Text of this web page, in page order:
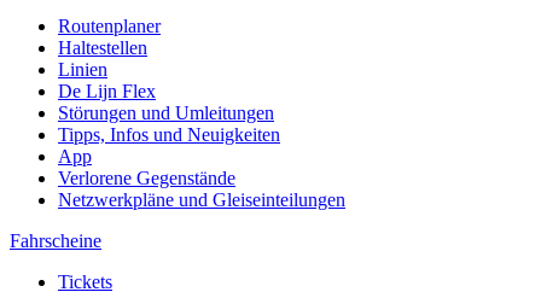
Routenplaner
Haltestellen
Linien
De Lijn Flex
Störungen und Umleitungen
Tipps, Infos und Neuigkeiten
App
Verlorene Gegenstände
Netzwerkpläne und Gleiseinteilungen
Fahrscheine
Tickets